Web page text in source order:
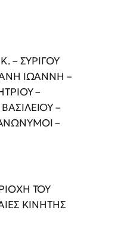
– ΣΥΡΙΓΟΥ
ΙΩΑΝΝΗ –
–
–
–
ΤΟΥ
ΚΙΝΗΤΗΣ